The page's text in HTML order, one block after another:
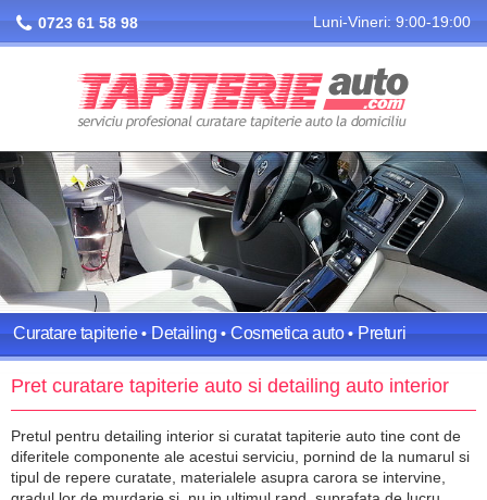
0723 61 58 98 Luni-Vineri: 9:00-19:00
Curatare tapiterie Detailing Cosmetica auto Preturi
Contact
Pret curatare tapiterie auto si detailing auto interior
Pretul pentru detailing interior si curatat tapiterie auto tine cont de
diferitele componente ale acestui serviciu, pornind de la numarul si
tipul de repere curatate, materialele asupra carora se intervine,